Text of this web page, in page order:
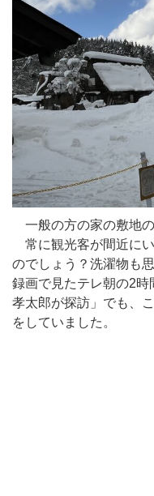
一般の方の家の敷地の
常に観光客が間近に
のでしょう？洗濯物も
録画で見たテレ朝の2
孝太郎が探訪」でも、
をしていました。